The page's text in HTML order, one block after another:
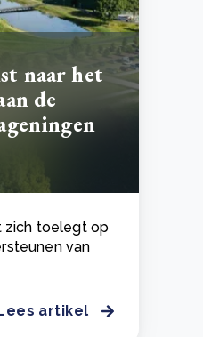
naar het
de
zich toelegt op
van
artikel